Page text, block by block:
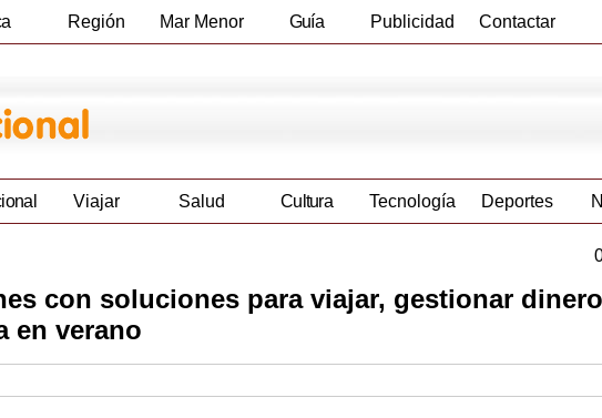
Región Mar Menor Guía Publicidad Contactar
Viajar Salud Cultura Tecnología Deportes
con soluciones para viajar, gestionar
en verano